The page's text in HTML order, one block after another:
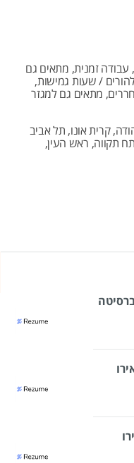
עבודה זמנית, מתאים גם
/ שעות גמישות,
מתאים גם למגזר
קרית אונו, תל אביב
תקווה, ראש העין,